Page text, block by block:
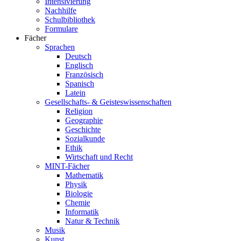
Nachhilfe
Schulbibliothek
Formulare
Fächer
Sprachen
Deutsch
Englisch
Französisch
Spanisch
Latein
Gesellschafts- & Geisteswissenschaften
Religion
Geographie
Geschichte
Sozialkunde
Ethik
Wirtschaft und Recht
MINT-Fächer
Mathematik
Physik
Biologie
Chemie
Informatik
Natur & Technik
Musik